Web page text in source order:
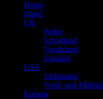
Home
Irland
UK
Wales
Schottland
Nordirland
England
USA
Südstaaten
Nord- und
Kanada